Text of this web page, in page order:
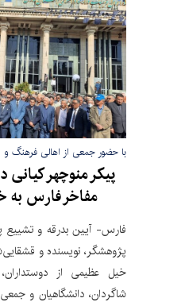
با حضور جمعی از اهالی فرهنگ و
پیکر منوچهر کیانی
مفاخر فارس
فارس- آیین بدرقه و تشییع
پژوهشگر، نویسنده و
خیل عظیمی از
شاگردان، دانشگاهیان و